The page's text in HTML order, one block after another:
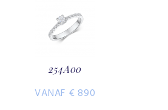
254A00
VANAF € 890